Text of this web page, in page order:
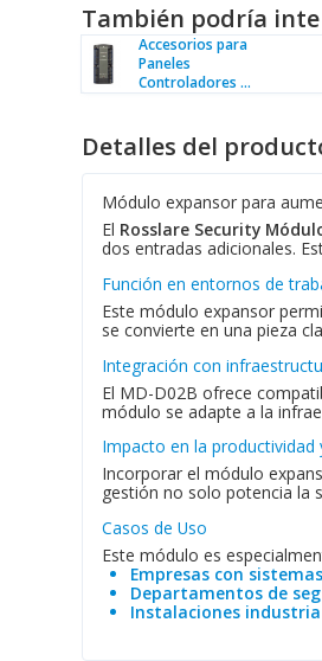
También podría
Accesorios para
Paneles
Controladores ...
Detalles del
Módulo expansor para
El Rosslare Security
dos entradas adicionales.
Función en entornos de
Este módulo expansor
se convierte en una pieza
Integración con
El MD-D02B ofrece
módulo se adapte a la
Impacto en la
Incorporar el módulo
gestión no solo potencia la
Casos de Uso
Este módulo es
Empresas con
Departamentos de
Instalaciones